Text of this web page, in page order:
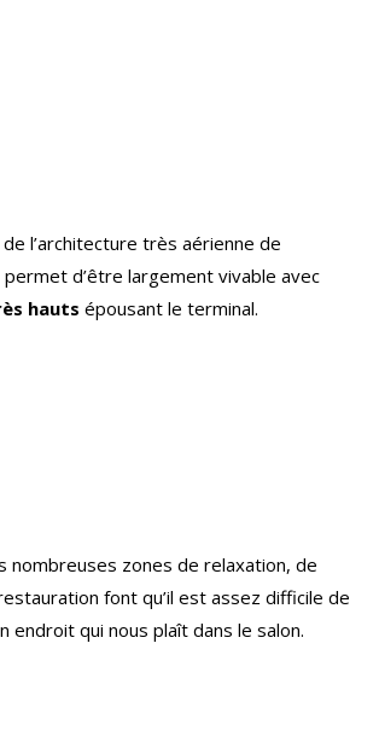
l’architecture très aérienne de
permet d’être largement vivable avec
hauts épousant le terminal.
nombreuses zones de relaxation, de
font qu’il est assez difficile de
endroit qui nous plaît dans le salon.